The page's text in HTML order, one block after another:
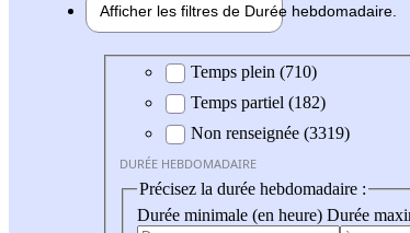
Afficher les filtres de Durée hebdomadaire
Durée hebdomadaire
Temps plein (710)
Temps partiel (182)
Non renseignée (3319)
DURÉE HEBDOMADAIRE
Précisez la durée hebdomadaire :
Durée minimale (en heure) Durée